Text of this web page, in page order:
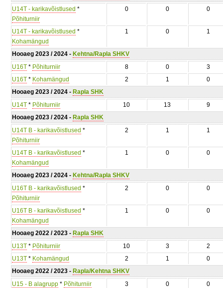
U14T - karikavõistlused *
Põhiturniir
0 0 0
U14T - karikavõistlused *
Kohamängud
1 0 1
Hooaeg 2023 / 2024 - Kehtna/Rapla SHKV
U16T * Põhiturniir 8 0
3
U16T * Kohamängud 2 1
0
Hooaeg 2023 / 2024 - Rapla SHK
U14T * Põhiturniir 10 13
9
Hooaeg 2023 / 2024 - Rapla SHK
U14T B - karikavõistlused *
Põhiturniir
2 1 1
U14T B - karikavõistlused *
Kohamängud
1 0 0
Hooaeg 2023 / 2024 - Kehtna/Rapla SHKV
U16T B - karikavõistlused *
Põhiturniir
2 0 0
U16T B - karikavõistlused *
Kohamängud
1 0 0
Hooaeg 2022 / 2023 - Rapla SHK
U13T * Põhiturniir 10 3
2
U13T * Kohamängud 2 1
0
Hooaeg 2022 / 2023 - Rapla/Kehtna SHKV
U15 - B alagrupp * Põhiturniir 3 0
0